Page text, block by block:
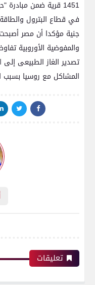
1451 قرية ضمن
جنية مؤكدا أن مصر
والمفوضية الأوروبية
تصدير الغاز الطبيعى
المشاكل مع روسيا بسبب
تعليقات